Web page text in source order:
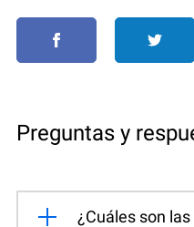
Preguntas y
¿Cuáles son